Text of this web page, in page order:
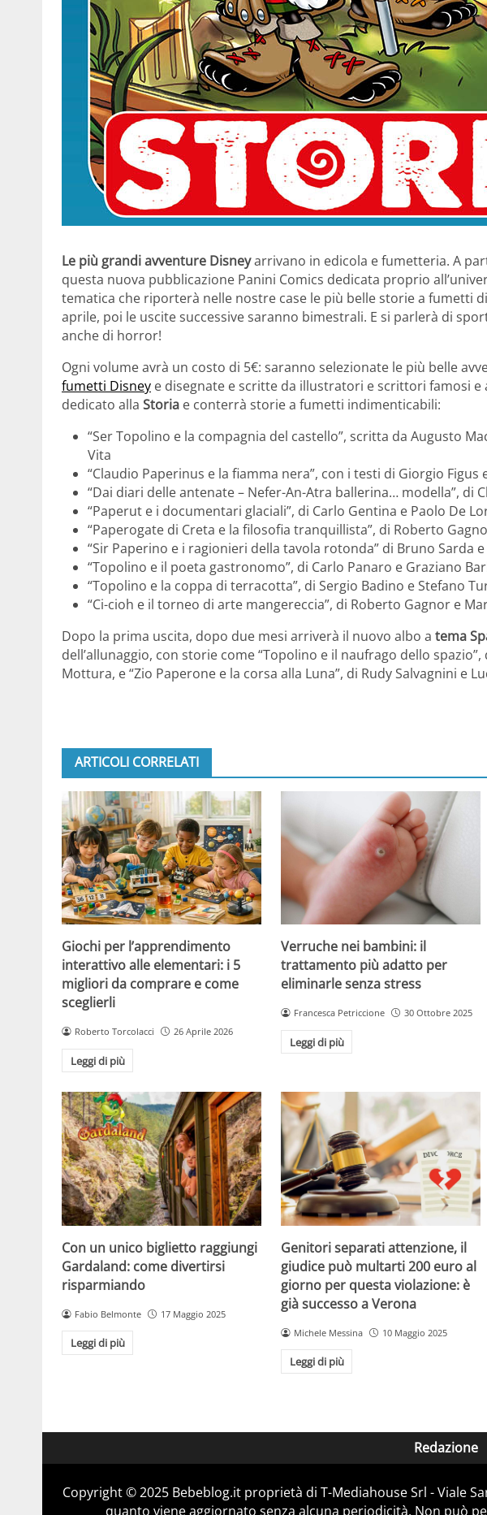
Le più grandi avventure Disneyarrivano in edicola e fumetteria. A
questa nuova pubblicazione Panini Comics dedicata proprio
tematica che riporterà nelle nostre case le più belle storie a fumetti
aprile, poi le uscite successive saranno bimestrali. E si parlerà di
anche di horror!
Ogni volume avrà un costo di 5€: saranno selezionate le più belle
fumetti Disney e disegnate e scritte da illustratori e scrittori famosi
dedicato alla Storia e conterrà storie a fumetti indimenticabili:
“Ser Topolino e la compagnia del castello”, scritta da Augusto
Vita
“Claudio Paperinus e la fiamma nera”, con i testi di Giorgio
“Dai diari delle antenate – Nefer-An-Atra ballerina… modella”, di
“Paperut e i documentari glaciali”, di Carlo Gentina e Paolo De
“Paperogate di Creta e la filosofia tranquillista”, di Roberto
“Sir Paperino e i ragionieri della tavola rotonda” di Bruno Sarda
“Topolino e il poeta gastronomo”, di Carlo Panaro e Graziano
“Topolino e la coppa di terracotta”, di Sergio Badino e Stefano
“Ci-cioh e il torneo di arte mangereccia”, di Roberto Gagnor e
Dopo la prima uscita, dopo due mesi arriverà il nuovo albo a tema
dell’allunaggio, con storie come “Topolino e il naufrago dello spazio”,
Mottura, e “Zio Paperone e la corsa alla Luna”, di Rudy Salvagnini e
ARTICOLI CORRELATI
Giochi per l’apprendimento
interattivo alle elementari: i 5
migliori da comprare e come
sceglierli
Roberto Torcolacci 26 Aprile 2026
Leggi di più
Verruche nei bambini: il
trattamento più adatto per
eliminarle senza stress
Francesca Petriccione 30 Ottobre 2025
Leggi di più
Con un unico biglietto raggiungi
Gardaland: come divertirsi
risparmiando
Fabio Belmonte 17 Maggio 2025
Leggi di più
Genitori separati attenzione, il
giudice può multarti 200 euro al
giorno per questa violazione: è
già successo a Verona
Michele Messina 10 Maggio 2025
Leggi di più
Redazione
Copyright © 2025 Bebeblog.it proprietà di T-Mediahouse Srl - Viale
quanto viene aggiornato senza alcuna periodicità. Non può